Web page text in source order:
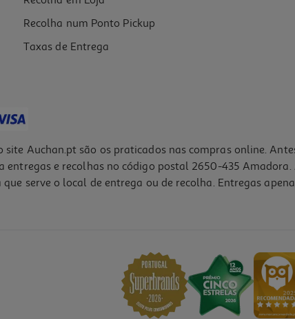
Recolha num Ponto Pickup
Taxas de Entrega
Auchan.pt são os praticados nas compras online.
entregas e recolhas no código postal 2650-435
serve o local de entrega ou de recolha. Entregas